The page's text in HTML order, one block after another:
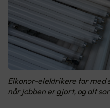
Elkonor-elektrikere tar med
når jobben er gjort, og alt